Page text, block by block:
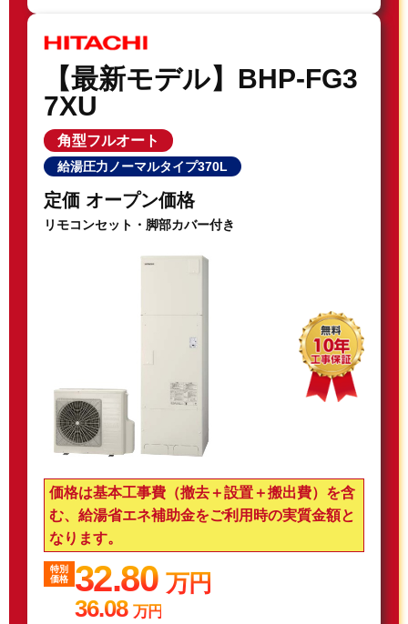
【最新モデル】BHP-FG3
7XU
角型フルオート
給湯圧力ノーマルタイプ370L
定価 オープン価格
リモコンセット・脚部カバー付き
価格は基本工事費（撤去＋設置＋搬出費）を含
む、給湯省エネ補助金をご利用時の実質金額と
なります。
特別
価格
32.80万円
36.08 万円